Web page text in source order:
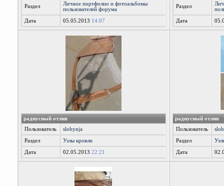
Раздел
Личное портфолио и фотоальбомы
пользователей форума
Дата 05.05.2013 14:07
Раздел
Дата
радиусный отлив
Пользователь
slobynja
Раздел Узлы кровли
Дата 02.05.2013 22:21
радиусный отлив
Пользователь
Раздел
Дата